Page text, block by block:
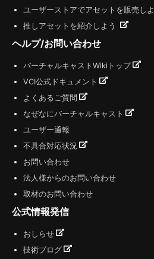
ユーザーストアでアセットを販売し
推しアセットを紹介しよう
ヘルプ/お問い合わせ
バーチャルキャストWikiトップ
VCI公式ドキュメント
よくあるご質問
なぜなにバーチャルキャスト
ユーザー通報
不具合対応状況
お問い合わせ
法人様からのお問い合わせ
取材のお問い合わせ
公式情報発信
おしらせ
技術ブログ